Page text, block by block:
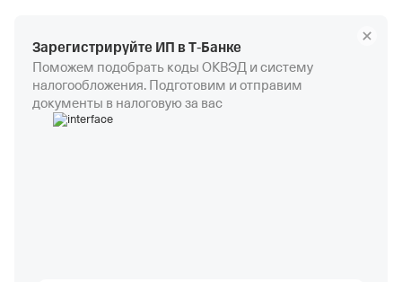
Зарегистрируйте ИП в Т‑Банке
Поможем подобрать коды ОКВЭД и систему
налогообложения. Подготовим и отправим
документы в налоговую за вас